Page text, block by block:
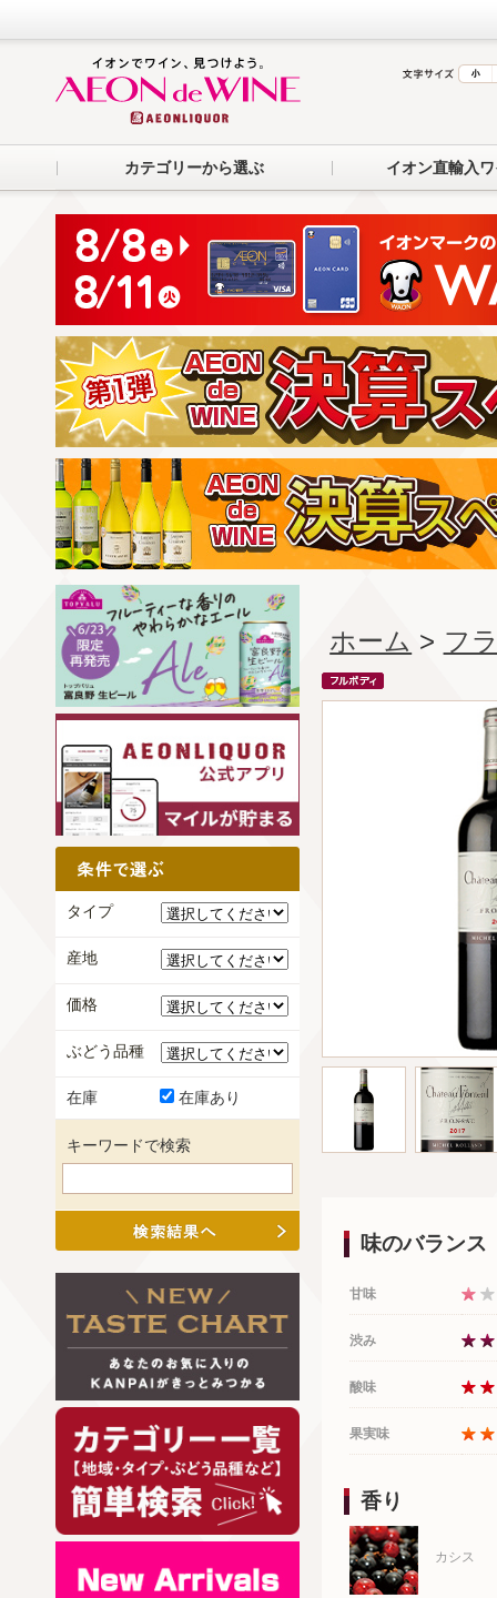
カテゴリーから選ぶ イオン直輸入
ホーム > フ
味のバランス
甘味
渋み
酸味
果実味
香り
カシス
タイプ
産地
価格
ぶどう品種
在庫 在庫あり
キーワードで検索